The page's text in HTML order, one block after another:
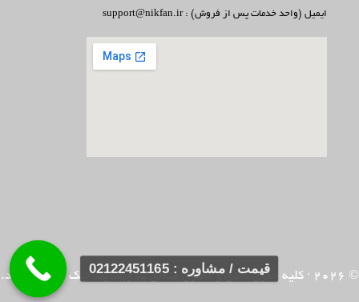
ایمیل (واحد خدمات پس از فروش) : support@nikfan.ir
© 2026 · کلیه حقوق مادی و معنوی متعلق به وبسایت نیک فنمی باشد. قیمت / مشاوره : 02122451165